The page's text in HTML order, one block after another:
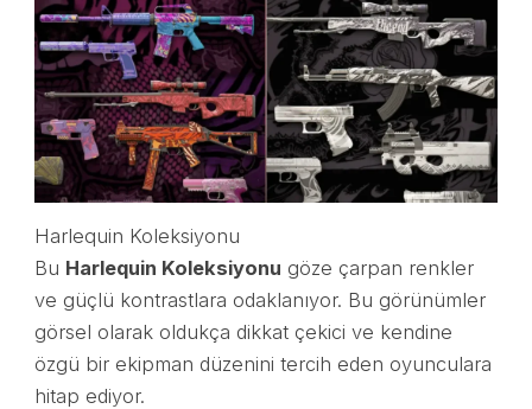
Harlequin Koleksiyonu
Bu Harlequin Koleksiyonu göze çarpan renkler
ve güçlü kontrastlara odaklanıyor. Bu görünümler
görsel olarak oldukça dikkat çekici ve kendine
özgü bir ekipman düzenini tercih eden oyunculara
hitap ediyor.